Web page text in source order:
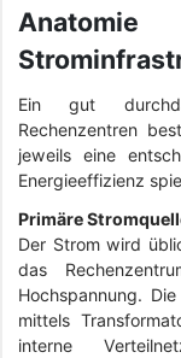
Ein gut
Rechenzentren
jeweils eine
Energieeffizienz
Primäre
Der Strom wird
das
Hochspannung.
mittels
interne